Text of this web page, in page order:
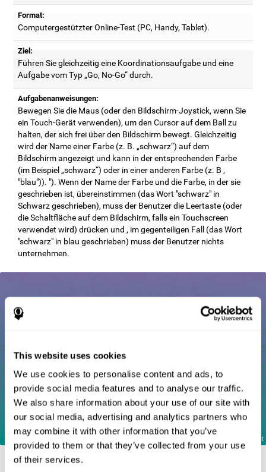
This website uses cookies
We use cookies to personalise content and ads, to
provide social media features and to analyse our traffic.
We also share information about your use of our site with
our social media, advertising and analytics partners who
may combine it with other information that you’ve
provided to them or that they’ve collected from your use
of their services.
Format:
Computergestützter Online-Test (PC, Handy, Tablet).
Ziel:
Führen Sie gleichzeitig eine Koordinationsaufgabe und eine
Aufgabe vom Typ „Go, No-Go“ durch.
Aufgabenanweisungen:
Bewegen Sie die Maus (oder den Bildschirm-Joystick, wenn Sie
ein Touch-Gerät verwenden), um den Cursor auf dem Ball zu
halten, der sich frei über den Bildschirm bewegt. Gleichzeitig
wird der Name einer Farbe (z. B. „schwarz“) auf dem
Bildschirm angezeigt und kann in der entsprechenden Farbe
(im Beispiel „schwarz“) oder in einer anderen Farbe (z. B ,
"blau")). "). Wenn der Name der Farbe und die Farbe, in der sie
geschrieben ist, übereinstimmen (das Wort "schwarz" in
Schwarz geschrieben), muss der Benutzer die Leertaste (oder
die Schaltfläche auf dem Bildschirm, falls ein Touchscreen
verwendet wird) drücken und , im gegenteiligen Fall (das Wort
"schwarz" in blau geschrieben) muss der Benutzer nichts
unternehmen.